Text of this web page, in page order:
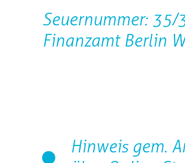
Seuernummer:
Finanzamt Berlin
Hinweis gem.